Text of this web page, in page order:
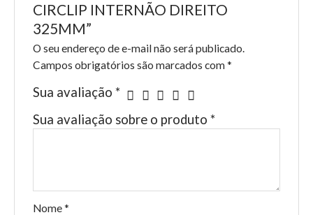
CIRCLIP INTERNÃO DIREITO
325MM”
O seu endereço de e-mail não será publicado.
Campos obrigatórios são marcados com *
Sua avaliação *
Sua avaliação sobre o produto *
Nome *